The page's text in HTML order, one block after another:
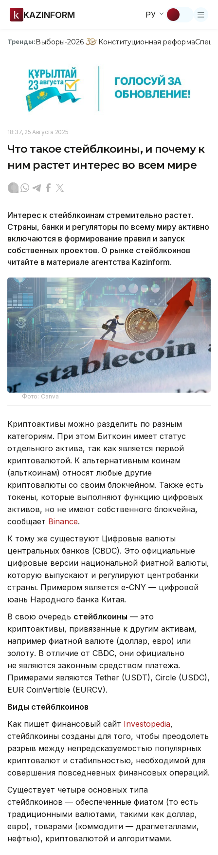
KAZINFORM РУ
Тренды:Выборы-2026 Конституционная реформа
18:37, 25 Августа 2025
Что такое стейблкоины, и почему к
ним растет интерес во всем мире
Интерес к стейблкоинам стремительно растет.
Страны, банки и регуляторы по всему миру активно
включаются в формирование правил и запуск
собственных проектов. О рынке стейблкоинов
читайте в материале агентства Kazinform.
Фото: Canva
Криптоактивы можно разделить по разным
категориям. При этом Биткоин имеет статус
отдельного актива, так как является первой
криптовалютой. К альтернативным коинам
(альткоинам) относят любые другие
криптовалюты со своим блокчейном. Также есть
токены, которые выполняют функцию цифровых
активов, но не имеют собственного блокчейна,
сообщает Binance.
К тому же существуют Цифровые валюты
центральных банков (CBDC). Это официальные
цифровые версии национальной фиатной валюты,
которую выпускают и регулируют центробанки
страны. Примером является e-CNY — цифровой
юань Народного банка Китая.
В свою очередь стейблкоины — это
криптоактивы, привязанные к другим активам,
например фиатной валюте (доллар, евро) или
золоту. В отличие от CBDC, они официально
не являются законным средством платежа.
Примерами являются Tether (USDT), Circle (USDC),
EUR CoinVertible (EURCV).
Виды стейблкоинов
Как пишет финансовый сайт Investopedia,
стейблкоины созданы для того, чтобы преодолеть
разрыв между непредсказуемостью популярных
криптовалют и стабильностью, необходимой для
совершения повседневных финансовых операций.
Существует четыре основных типа
стейблкоинов — обеспеченные фиатом (то есть
традиционными валютами, такими как доллар,
евро), товарами (коммодити — драгметаллами,
нефтью), криптовалютой и алгоритмами.